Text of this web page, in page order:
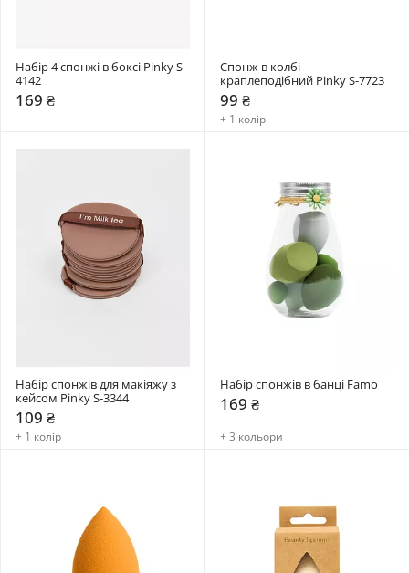
Набір 4 спонжі в боксі Pinky S-
4142
169 ₴
Спонж в колбі
краплеподібний Pinky S-7723
99 ₴
+ 1 колір
Набір спонжів для макіяжу з
кейсом Pinky S-3344
109 ₴
+ 1 колір
Набір спонжів в банці Famo
169 ₴
+ 3 кольори